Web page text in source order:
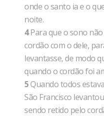
onde o santo ia e o
noite.
4Para que o sono
cordão com o dele,
levantasse, de modo
quando o cordão foi
5Quando todos
São Francisco
sendo retido pelo